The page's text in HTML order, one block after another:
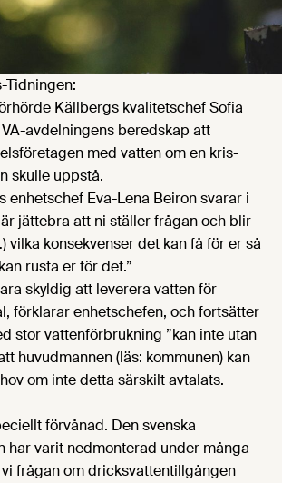
Tidningen:
Källbergs kvalitetschef Sofia
avdelningens beredskap att
med vatten om en kris-
skulle uppstå.
enhetschef Eva-Lena Beiron svarar i
jättebra att ni ställer frågan och blir
vilka konsekvenser det kan få för er så
rusta er för det.”
skyldig att leverera vatten för
förklarar enhetschefen, och fortsätter
stor vattenförbrukning ”kan inte utan
huvudmannen (läs: kommunen) kan
om inte detta särskilt avtalats.
förvånad. Den svenska
har varit nedmonterad under många
vi frågan om dricksvattentillgången